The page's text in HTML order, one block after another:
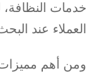
خدمات النظافة،
العملاء عند
ومن أهم